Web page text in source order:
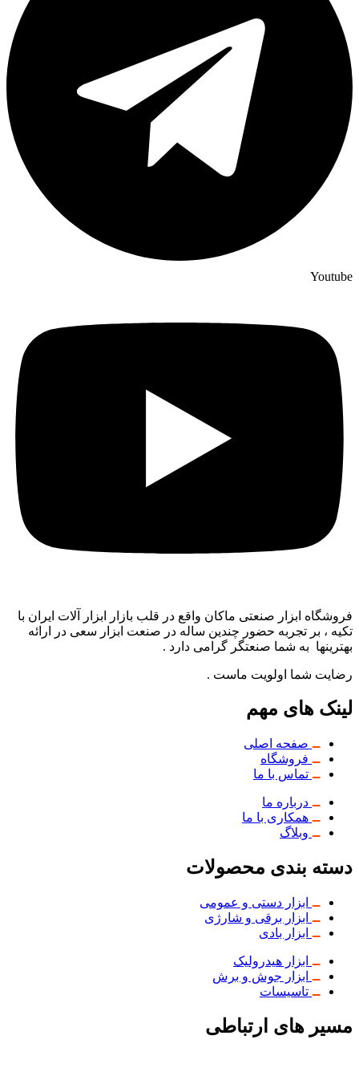
Youtube
فروشگاه ابزار صنعتی ماکان واقع در قلب بازار ابزار آلات ایران با
تکیه ، بر تجربه حضور چندین ساله در صنعت ابزار سعی در ارائه
بهترینها به شما صنعتگر گرامی دارد .
رضایت شما اولویت ماست .
لینک های مهم
صفحه اصلی
فروشگاه
تماس با ما
درباره ما
همکاری با ما
وبلاگ
دسته بندی محصولات
ابزار دستی و عمومی
ابزار برقی و شارژی
ابزار بادی
ابزار هیدرولیک
ابزار جوش و برش
تاسیسات
مسیر های ارتباطی